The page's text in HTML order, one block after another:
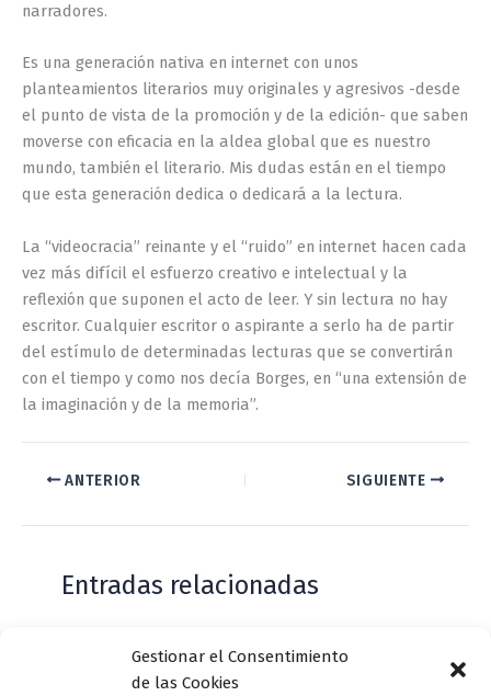
Gestionar el Consentimiento
de las Cookies
narradores.
Es una generación nativa en internet con unos
planteamientos literarios muy originales y agresivos -desde
el punto de vista de la promoción y de la edición- que saben
moverse con eficacia en la aldea global que es nuestro
mundo, también el literario. Mis dudas están en el tiempo
que esta generación dedica o dedicará a la lectura.
La “videocracia” reinante y el “ruido” en internet hacen cada
vez más difícil el esfuerzo creativo e intelectual y la
reflexión que suponen el acto de leer. Y sin lectura no hay
escritor. Cualquier escritor o aspirante a serlo ha de partir
del estímulo de determinadas lecturas que se convertirán
con el tiempo y como nos decía Borges, en “una extensión de
la imaginación y de la memoria”.
ANTERIOR SIGUIENTE
Entradas relacionadas
Casa de Zorrilla conmemorarán el 168
aniversario del estreno de Don Juan